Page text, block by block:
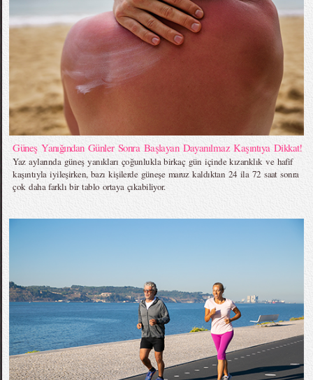
Güneş Yanığından Günler Sonra Başlayan Dayanılmaz Kaşıntıya Dikkat!
Yaz aylarında güneş yanıkları çoğunlukla birkaç gün içinde kızarıklık ve hafif
kaşıntıyla iyileşirken, bazı kişilerde güneşe maruz kaldıktan 24 ila 72 saat sonra
çok daha farklı bir tablo ortaya çıkabiliyor.